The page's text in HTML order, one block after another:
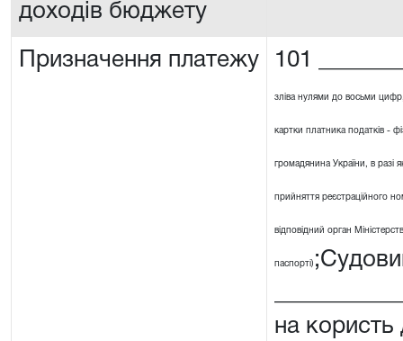
доходів бюджету
Призначення платежу 101
зліва нулями до восьми
картки платника податків -
громадянина України, в разі
прийняття реєстраційного
відповідний орган
паспорті)
на